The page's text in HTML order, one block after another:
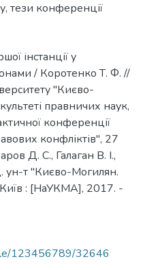
, тези конференції
інстанції у
/ Коротенко Т. Ф. //
"Києво-
правничих наук,
конференції
конфліктів", 27
Д. С., Галаган В. І.,
ун-т "Києво-Могилян.
: [НаУКМА], 2017. -
123456789/32646